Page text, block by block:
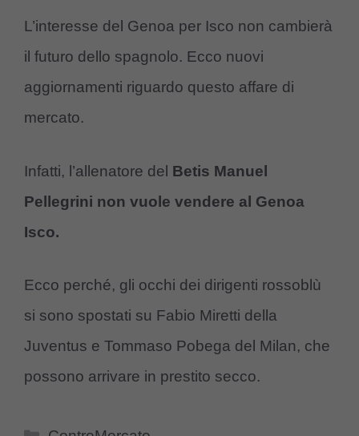
L’interesse del Genoa per Isco non cambierà
il futuro dello spagnolo. Ecco nuovi
aggiornamenti riguardo questo affare di
mercato.
Infatti, l’allenatore del Betis Manuel
Pellegrini non vuole vendere al Genoa
Isco.
Ecco perché, gli occhi dei dirigenti rossoblù
si sono spostati su Fabio Miretti della
Juventus e Tommaso Pobega del Milan, che
possono arrivare in prestito secco.
Categorie